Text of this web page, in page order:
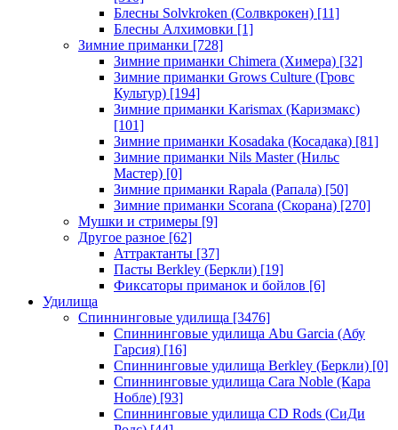
Блесны Solvkroken (Солвкрокен) [11]
Блесны Алхимовки [1]
Зимние приманки [728]
Зимние приманки Chimera (Химера) [32]
Зимние приманки Grows Culture (Гровс
Культур) [194]
Зимние приманки Karismax (Каризмакс)
[101]
Зимние приманки Kosadaka (Косадака) [81]
Зимние приманки Nils Master (Нильс
Мастер) [0]
Зимние приманки Rapala (Рапала) [50]
Зимние приманки Scorana (Скорана) [270]
Мушки и стримеры [9]
Другое разное [62]
Аттрактанты [37]
Пасты Berkley (Беркли) [19]
Фиксаторы приманок и бойлов [6]
Удилища
Спиннинговые удилища [3476]
Спиннинговые удилища Abu Garcia (Абу
Гарсия) [16]
Спиннинговые удилища Berkley (Беркли) [0]
Спиннинговые удилища Cara Noble (Кара
Нобле) [93]
Спиннинговые удилища CD Rods (СиДи